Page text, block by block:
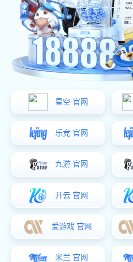
型号：BS-A04
适应范围：平开门
表面处理：喷塑，镀雾铬，电泳
主要材料：铝合金
备注：有多款可以选择
上一篇：没有了 下一篇： 平开
上一篇：没有了 下一篇： 平开